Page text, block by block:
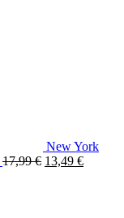
New York
17,99€ Original
13,49 €Current